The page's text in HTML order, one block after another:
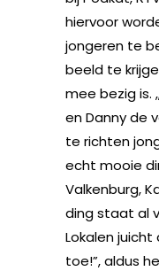
hiervoor
jongeren te
beeld te
mee bezig is.
en Danny de
te richten
echt mooie
Valkenburg,
ding staat al
Lokalen
toe!”, aldus